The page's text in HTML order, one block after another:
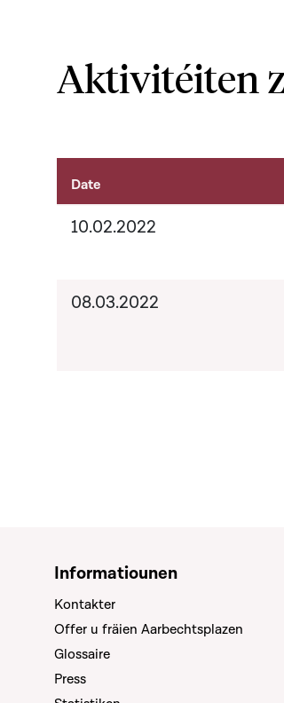
Aktivitéiten
Aktivitéiten um Dossier
Date
10.02.2022
08.03.2022
Informatiounen
Kontakter
Offer u fräien Aarbechtsplazen
Glossaire
Press